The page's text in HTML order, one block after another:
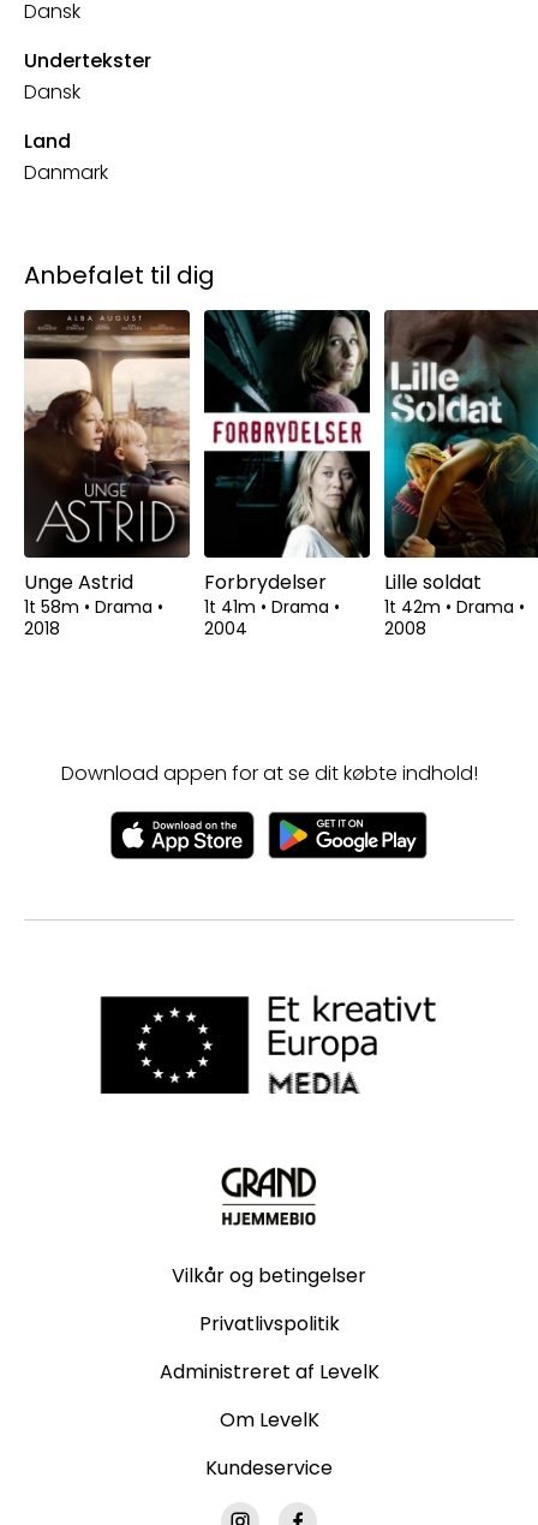
Dansk
Undertekster
Dansk
Land
Danmark
Anbefalet til dig
Unge Astrid
1t 58m • Drama •
2018
Forbrydelser
1t 41m • Drama •
2004
Lille soldat
1t 42m • Drama •
2008
Download appen for at se dit købte indhold!
Vilkår og betingelser
Privatlivspolitik
Administreret af LevelK
Om LevelK
Kundeservice